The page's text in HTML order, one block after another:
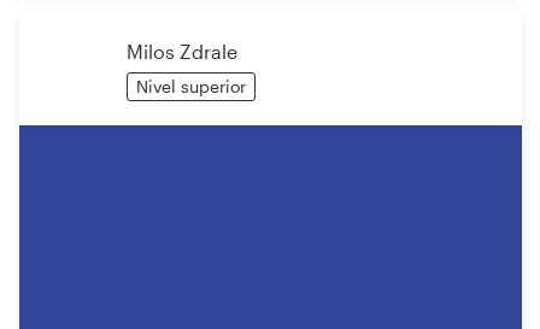
Milos Zdrale
Nivel superior